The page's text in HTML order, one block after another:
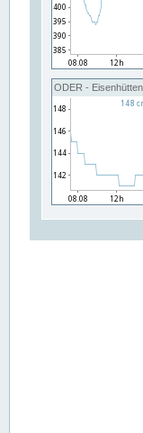
ODER -